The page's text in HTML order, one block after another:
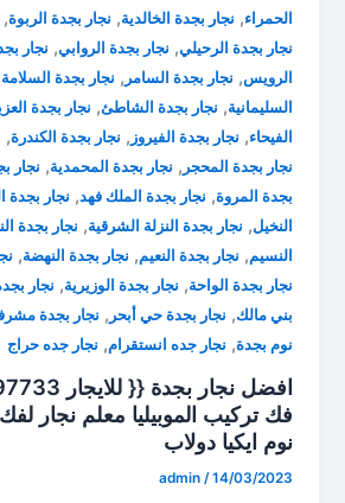
الحمراء, نجار بجدة الخالدية, نجار بجدة الربوة,
نجار بجدة الرحيلي, نجار بجدة الروابي, نجار
الرويس, نجار بجدة السامر , نجار بجدة السلامة
السليمانية, نجار بجدة الشاطئ, نجار بجدة
الفيحاء, نجار بجدة الفيروز , نجار بجدة الكندرة,
نجار بجدة المحجر , نجار بجدة المحمدية, نجار
بجدة المروة, نجار بجدة الملك فهد, نجار بجدة
النخيل, نجار بجدة النزلة الشرقية, نجار بجدة
النسيم, نجار بجدة النعيم, نجار بجدة النهضة,
نجار بجدة الواحة, نجار بجدة الوزيرية, نجار
بني مالك, نجار بجدة حي أبحر , نجار بجدة
نوم بجدة, نجار جده انستقرام, نجار جده حراج
فك تركيب الموبيليا
نوم ايكيا دولاب
admin /14/03/2023